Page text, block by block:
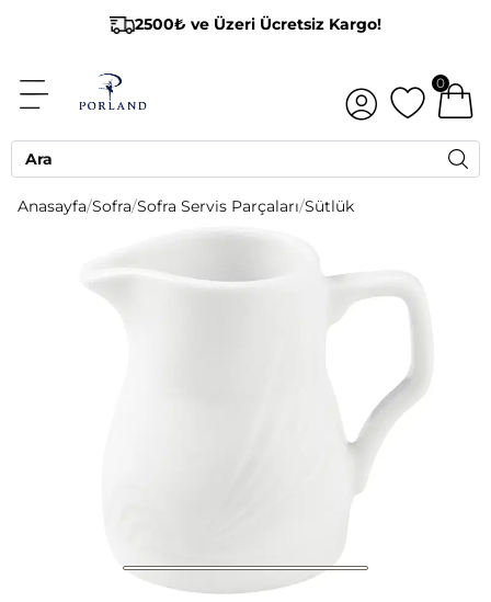
2500₺ ve Üzeri Ücretsiz Kargo!
0
Anasayfa/Sofra/Sofra Servis Parçaları/Sütlük